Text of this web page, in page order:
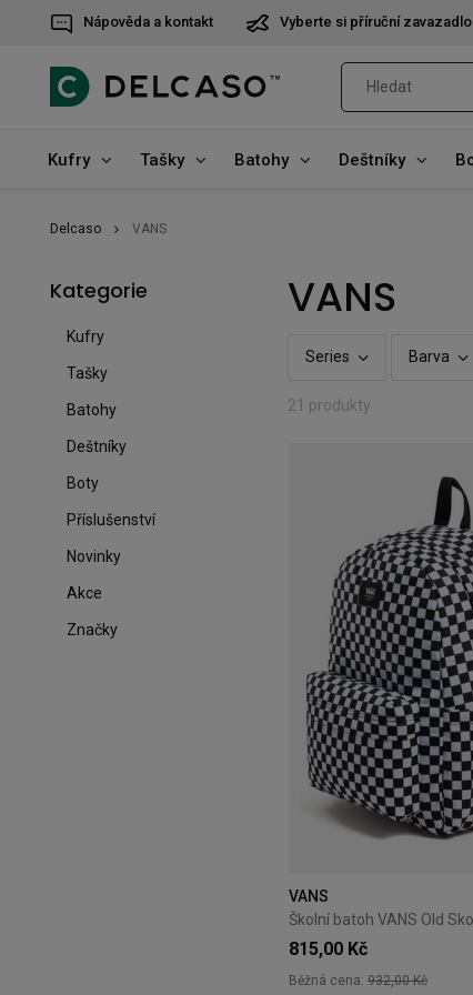
Nápověda a kontakt Vyberte si příruční zavazadlo
Kufry Tašky Batohy Deštníky
Delcaso VANS
Kategorie
Kufry
Tašky
Batohy
Deštníky
Boty
Příslušenství
Novinky
Akce
Značky
VANS
Series Barva
21 produkty
VANS
815,00 Kč
Běžná cena: 932,00 Kč